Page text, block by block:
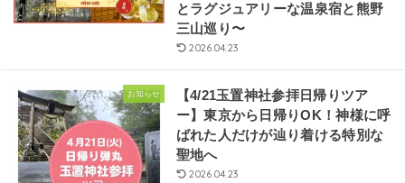
とラグジュアリーな温泉宿と熊野
三山巡り〜
2026.04.23
お知らせ
【4/21玉置神社参拝日帰りツア
ー】東京から日帰りOK！神様に呼
ばれた人だけが辿り着ける特別な
聖地へ
2026.04.23